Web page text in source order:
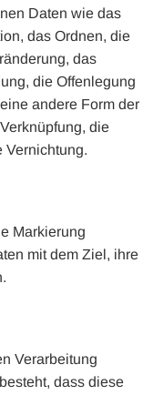
Daten wie das
das Ordnen, die
das
die Offenlegung
andere Form der
die
Vernichtung.
Markierung
mit dem Ziel, ihre
Verarbeitung
dass diese